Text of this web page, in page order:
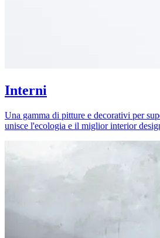
Interni
Una gamma di pitture e decorativi per
unisce l'ecologia e il miglior interior